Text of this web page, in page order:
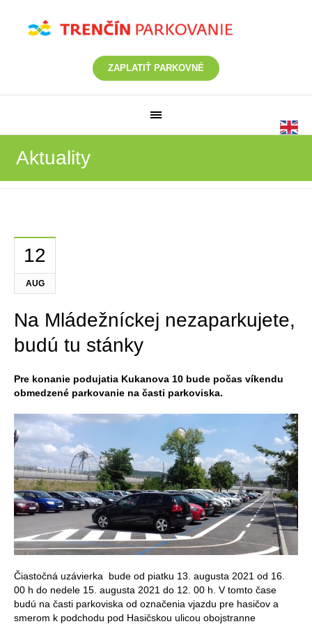
ZAPLATIŤ PARKOVNÉ
Aktuality
12
AUG
Na Mládežníckej nezaparkujete,
budú tu stánky
Pre konanie podujatia Kukanova 10 bude počas víkendu
obmedzené parkovanie na časti parkoviska.
Čiastočná uzávierka bude od piatku 13. augusta 2021 od 16.
00 h do nedele 15. augusta 2021 do 12. 00 h. V tomto čase
budú na časti parkoviska od označenia vjazdu pre hasičov a
smerom k podchodu pod Hasičskou ulicou obojstranne